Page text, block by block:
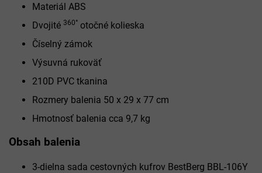
Materiál ABS
Dvojité 360° otočné kolieska
Číselný zámok
Výsuvná rukoväť
210D PVC tkanina
Rozmery balenia 50 x 29 x 77 cm
Hmotnosť balenia cca 9,7 kg
Obsah balenia
3-dielna sada cestovných kufrov BestBerg BBL-106Y